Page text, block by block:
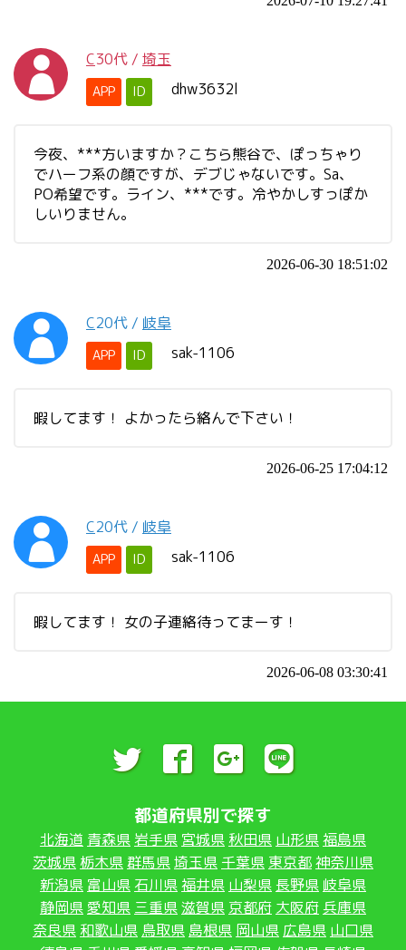
C30代 / 埼玉
APP ID dhw3632l
今夜、***方いますか？こちら熊谷で、ぽっちゃり
でハーフ系の顔ですが、デブじゃないです。Sa、
PO希望です。ライン、***です。冷やかしすっぽか
しいりません。
2026-06-30 18:51:02
C20代 / 岐阜
APP ID sak-1106
暇してます！ よかったら絡んで下さい！
2026-06-25 17:04:12
C20代 / 岐阜
APP ID sak-1106
暇してます！ 女の子連絡待ってまーす！
2026-06-08 03:30:41
都道府県別で探す
北海道 青森県 岩手県 宮城県 秋田県 山形県福島県
茨城県 栃木県群馬県埼玉県 千葉県 東京都神奈川県
新潟県 富山県 石川県福井県 山梨県 長野県 岐阜県
静岡県愛知県 三重県滋賀県 京都府 大阪府 兵庫県
奈良県 和歌山県 鳥取県 島根県 岡山県 広島県 山口県